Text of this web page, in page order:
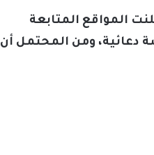
المواقع المتابعة
دعائية، ومن المحتمل أن